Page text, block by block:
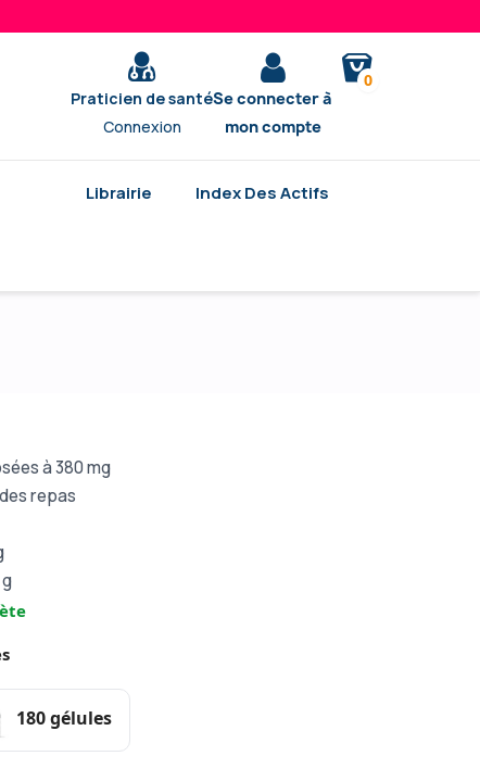
Praticien de santé
Connexion
Se connecter à
mon compte
0
Librairie Index Des Actifs
à 380 mg
repas
180 gélules